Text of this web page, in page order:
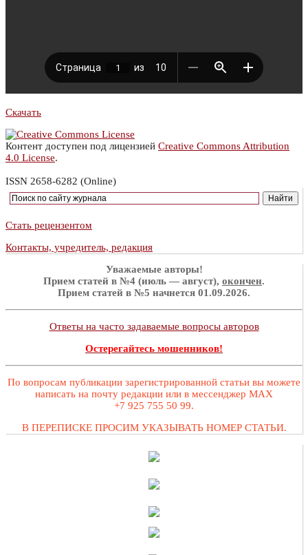
Скачать
Контент доступен под лицензией Creative Commons Attribution
4.0 License.
ISSN 2658-6282 (Online)
Стать рецензентом
Контакты, учредитель, редакция
Уважаемые авторы!
Прием статей в №4 (июль — август), окончен.
Прием статей в №5 начнется 01.09.2026.
Ответы на часто задаваемые вопросы авторов
Остерегайтесь мошенников!
По вопросам публикации зарегистрированной статьи вы можете
написать на почту редакции или в мессенджер MAX
+7 925 755 50 99.
В ПЕРЕПИСКЕ ПРОСИМ УКАЗЫВАТЬ НОМЕР СТАТЬИ.